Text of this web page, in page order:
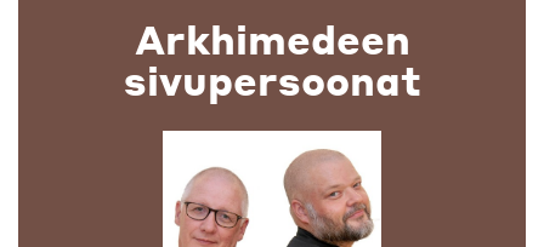
Arkhimedeen
sivupersoonat